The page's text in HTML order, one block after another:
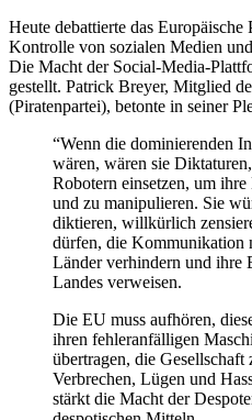
Heute debattierte das
Kontrolle von sozialen Medien
Die Macht der Social-Media-
gestellt. Patrick Breyer, Mitglied
(Piratenpartei), betonte in seiner
“Wenn die dominierenden
wären, wären sie
Robotern einsetzen, um
und zu manipulieren. Sie
diktieren, willkürlich
dürfen, die Kommunikation
Länder verhindern und ihre
Landes verweisen.
Die EU muss aufhören,
ihren fehleranfälligen
übertragen, die
Verbrechen, Lügen und
stärkt die Macht der